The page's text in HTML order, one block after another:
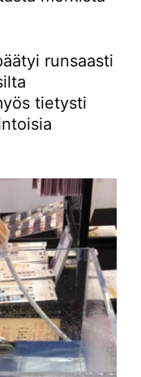
runsaasti
tietysti